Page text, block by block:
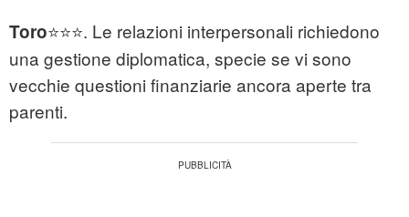
Toro⭐⭐⭐. Le relazioni interpersonali richiedono
una gestione diplomatica, specie se vi sono
vecchie questioni finanziarie ancora aperte tra
parenti.